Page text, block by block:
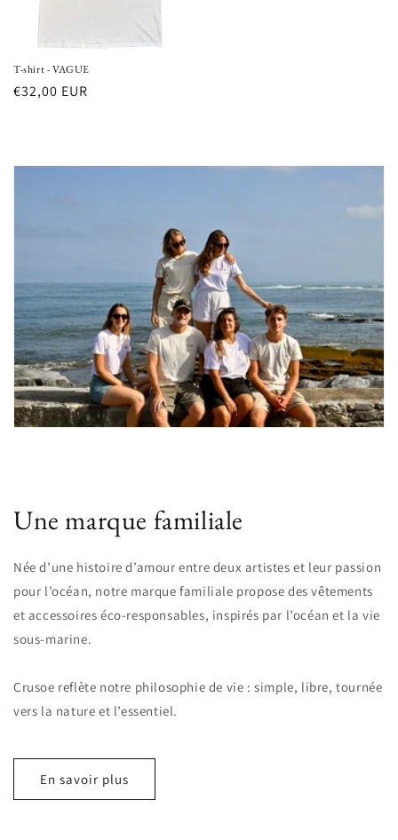
T-shirt - VAGUE
Prix
€32,00 EUR
Une marque familiale
Née d’une histoire d’amour entre deux artistes et leur passion
pour l’océan, notre marque familiale propose des vêtements
et accessoires éco-responsables, inspirés par l’océan et la vie
sous-marine.
Crusoe reflète notre philosophie de vie : simple, libre, tournée
vers la nature et l’essentiel.
En savoir plus